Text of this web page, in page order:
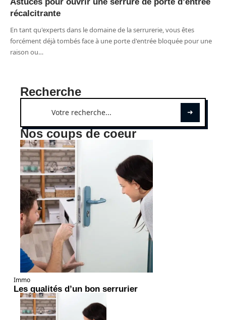
récalcitrante
En tant qu'experts dans le domaine de la serrurerie, vous êtes
forcément déjà tombés face à une porte d'entrée bloquée pour une
raison ou…
Recherche
Nos coups de coeur
Immo
Les qualités d’un bon serrurier